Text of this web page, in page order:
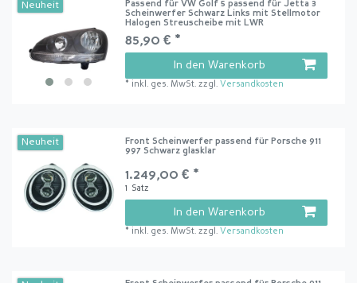
Neuheit
Passend für VW Golf 5 passend für Jetta 3
Scheinwerfer Schwarz Links mit Stellmotor
Halogen Streuscheibe mit LWR
85,90 € *
In den Warenkorb
* inkl. ges. MwSt. zzgl. Versandkosten
Neuheit
Front Scheinwerfer passend für Porsche 911
997 Schwarz glasklar
1.249,00 € *
1 Satz
In den Warenkorb
* inkl. ges. MwSt. zzgl. Versandkosten